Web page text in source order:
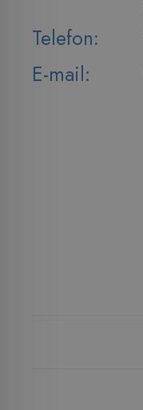
Telefon:
E-mail: